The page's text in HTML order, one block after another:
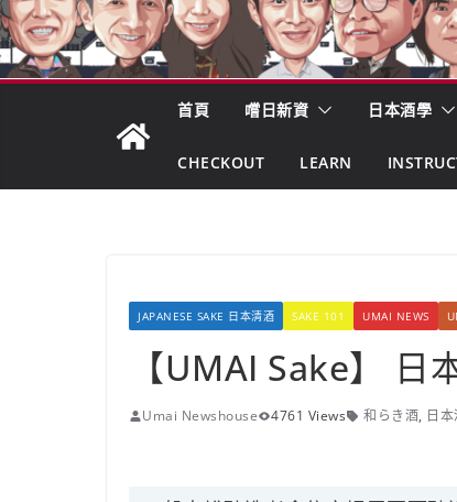
首頁 嚐日新資 日本酒學
CHECKOUT LEARN
JAPANESE SAKE 日本清酒 SAKE 101 UMAI NEWS
【UMAI Sake】 日
Umai Newshouse 4761 Views 和らき酒, 日